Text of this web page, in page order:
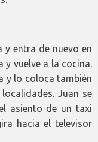
y entra de nuevo en
y vuelve a la cocina.
y lo coloca también
Juan se
asiento de un taxi
hacia el televisor